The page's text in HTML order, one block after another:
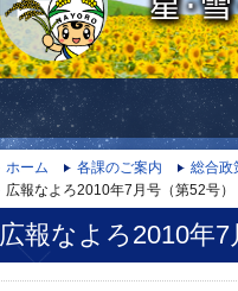
ホーム 各課のご案内
総合政
広報なよろ2010年7月号（第52号）
広報なよろ2010年